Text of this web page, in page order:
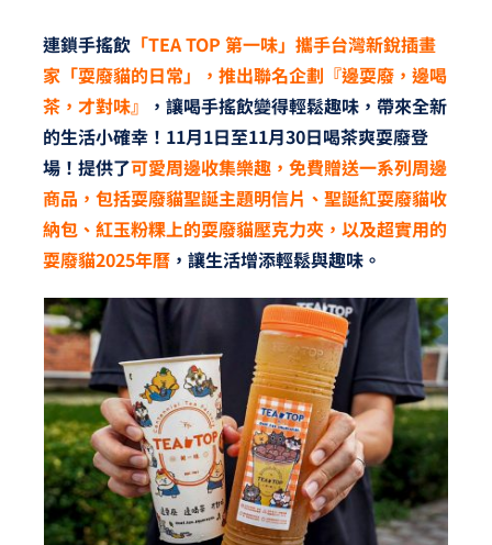
連鎖手搖飲「TEA TOP 第一味」攜手台灣新銳插畫
家「耍廢貓的日常」，推出聯名企劃『邊耍廢，邊喝
茶，才對味』
，讓喝手搖飲變得輕鬆趣味，帶來全新
的生活小確幸！11月1日至11月30日喝茶爽耍廢登
場！提供了可愛周邊收集樂趣，免費贈送一系列周邊
商品，包括耍廢貓聖誕主題明信片、聖誕紅耍廢貓收
納包、紅玉粉粿上的耍廢貓壓克力夾，以及超實用的
耍廢貓2025年曆，讓生活增添輕鬆與趣味。